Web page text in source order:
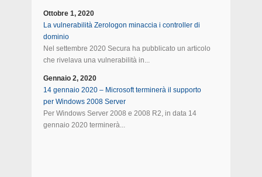
Ottobre 1, 2020
La vulnerabilità Zerologon minaccia i controller di
dominio
Nel settembre 2020 Secura ha pubblicato un articolo
che rivelava una vulnerabilità in...
Gennaio 2, 2020
14 gennaio 2020 – Microsoft terminerà il supporto
per Windows 2008 Server
Per Windows Server 2008 e 2008 R2, in data 14
gennaio 2020 terminerà...